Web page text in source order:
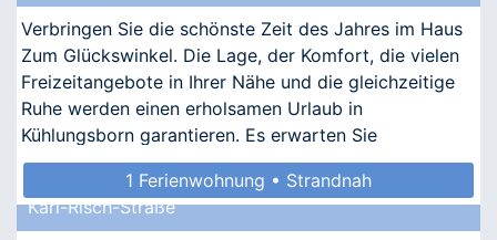
Verbringen Sie die schönste Zeit des Jahres im Haus
Zum Glückswinkel. Die Lage, der Komfort, die vielen
Freizeitangebote in Ihrer Nähe und die gleichzeitige
Ruhe werden einen erholsamen Urlaub in
Kühlungsborn garantieren. Es erwarten Sie
nostalgischer Ch
1 Ferienwohnung • Strandnah
Karl-Risch-Straße